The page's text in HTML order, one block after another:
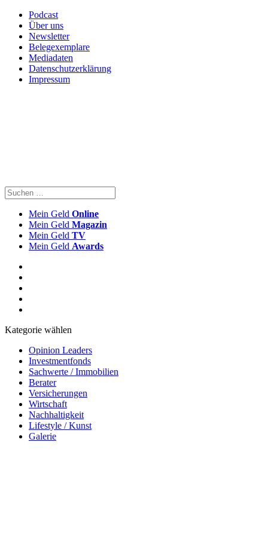
Podcast
Über uns
Newsletter
Belegexemplare
Mediadaten
Datenschutzerklärung
Impressum
Mein Geld Online
Mein Geld Magazin
Mein Geld TV
Mein Geld Awards
Kategorie wählen
Opinion Leaders
Investmentfonds
Sachwerte / Immobilien
Berater
Versicherungen
Wirtschaft
Nachhaltigkeit
Lifestyle / Kunst
Galerie